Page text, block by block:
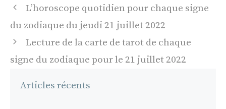
Navigation
des
L’horoscope quotidien pour chaque signe
du zodiaque du jeudi 21 juillet 2022
Lecture de la carte de tarot de chaque
signe du zodiaque pour le 21 juillet 2022
Articles récents